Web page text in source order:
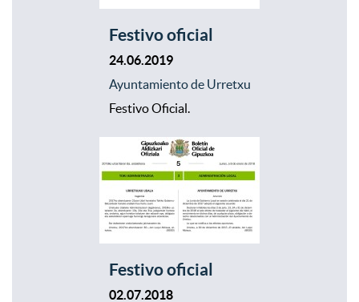
Festivo oficial
24.06.2019
Ayuntamiento de Urretxu
Festivo Oficial.
Festivo oficial
02.07.2018